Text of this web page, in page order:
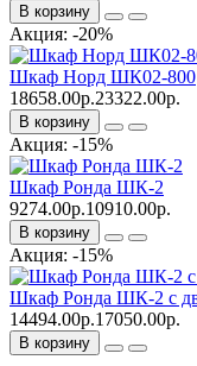
В корзину
Акция: -20%
Шкаф Норд ШК02-800
18658.00р.23322.00р.
В корзину
Акция: -15%
Шкаф Ронда ШК-2
9274.00р.10910.00р.
В корзину
Акция: -15%
Шкаф Ронда ШК-2 с
14494.00р.17050.00р.
В корзину